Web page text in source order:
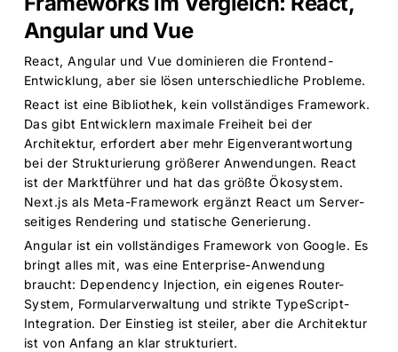
Angular und Vue
React, Angular und Vue dominieren die Frontend-
Entwicklung, aber sie lösen unterschiedliche Probleme.
React ist eine Bibliothek, kein vollständiges Framework.
Das gibt Entwicklern maximale Freiheit bei der
Architektur, erfordert aber mehr Eigenverantwortung
bei der Strukturierung größerer Anwendungen. React
ist der Marktführer und hat das größte Ökosystem.
Next.js als Meta-Framework ergänzt React um Server-
seitiges Rendering und statische Generierung.
Angular ist ein vollständiges Framework von Google. Es
bringt alles mit, was eine Enterprise-Anwendung
braucht: Dependency Injection, ein eigenes Router-
System, Formularverwaltung und strikte TypeScript-
Integration. Der Einstieg ist steiler, aber die Architektur
ist von Anfang an klar strukturiert.